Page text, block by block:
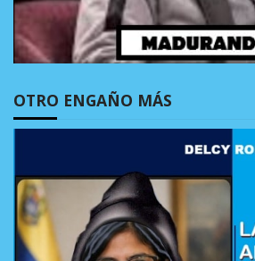
OTRO ENGAÑO MÁS